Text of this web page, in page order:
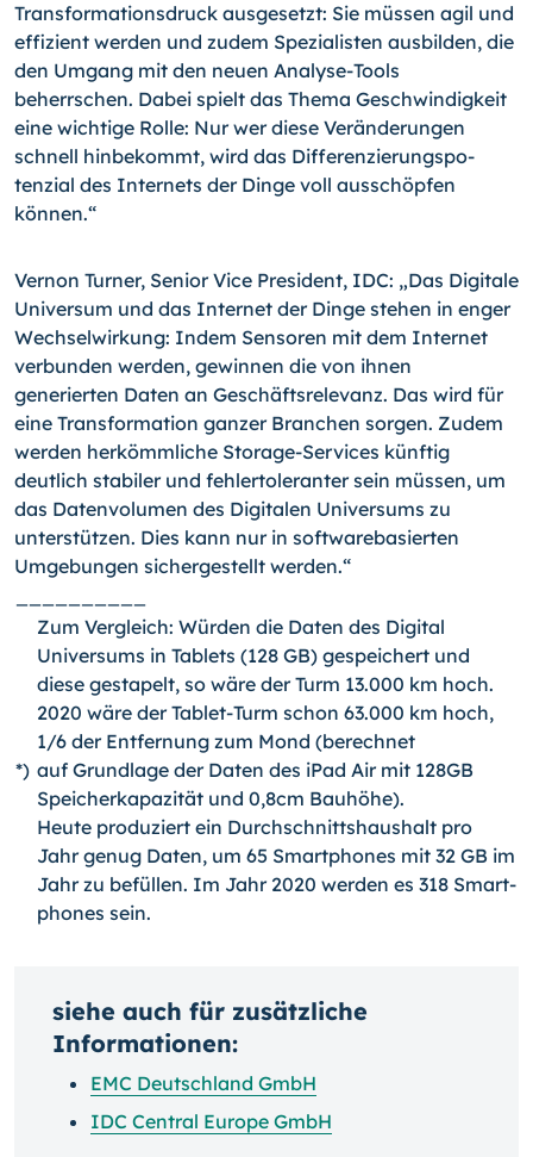
Transformationsdruck ausgesetzt: Sie müssen agil und
effizient werden und zudem Spezialisten ausbilden, die
den Umgang mit den neu­en Analyse-Tools
beherrschen. Dabei spielt das Thema Geschwindigkeit
eine wichtige Rolle: Nur wer diese Veränderungen
schnell hinbekommt, wird das Differenzierungspo­
tenzial des Internets der Dinge voll ausschöpfen
können.“
Vernon Turner, Senior Vice President, IDC: „Das Digitale
Universum und das Internet der Dinge stehen in enger
Wechselwirkung: Indem Sensoren mit dem Internet
verbun­den werden, gewinnen die von ihnen
generierten Daten an Geschäftsrelevanz. Das wird für
eine Transformation ganzer Branchen sorgen. Zudem
werden herkömmliche Storage-Services künftig
deutlich stabiler und fehlertoleranter sein müssen, um
das Datenvolumen des Digitalen Universums zu
unterstützen. Dies kann nur in software­basierten
Umgebungen sichergestellt werden.“
*)
Zum Vergleich: Würden die Daten des Digital
Universums in Tablets (128 GB) ge­speichert und
diese gestapelt, so wäre der Turm 13.000 km hoch.
2020 wäre der Tablet-Turm schon 63.000 km hoch,
1/6 der Entfernung zum Mond (berechnet
auf Grundlage der Daten des iPad Air mit 128GB
Speicherkapazität und 0,8cm Bauhöhe).
Heute produziert ein Durchschnittshaushalt pro
Jahr genug Daten, um 65 Smart­phones mit 32 GB im
Jahr zu befüllen. Im Jahr 2020 werden es 318 Smart­
phones sein.
siehe auch für zusätzliche
Informationen:
EMC Deutschland GmbH
IDC Central Europe GmbH